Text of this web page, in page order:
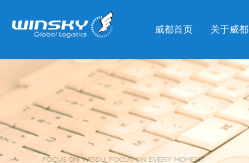
威都首页 关于威都